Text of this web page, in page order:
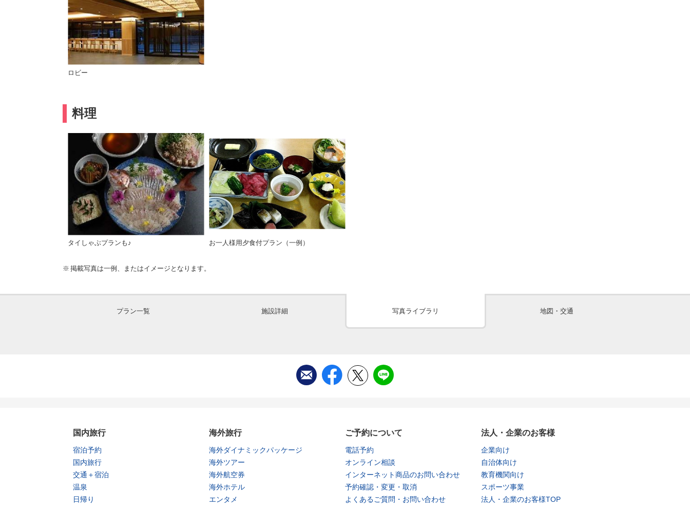
ロビー
料理
タイしゃぶプランも♪ お一人様用夕食付プラン（一例）
掲載写真は一例、またはイメージとなります。
プラン一覧 施設詳細 写真ライブラリ 地図・交通
国内旅行
宿泊予約
国内旅行
交通＋宿泊
温泉
日帰り
海外旅行
海外ダイナミックパッケージ
海外ツアー
海外航空券
海外ホテル
エンタメ
ご予約について
電話予約
オンライン相談
インターネット商品のお問い合わせ
予約確認・変更・取消
よくあるご質問・お問い合わせ
法人・企業のお客様
企業向け
自治体向け
教育機関向け
スポーツ事業
法人・企業のお客様TOP